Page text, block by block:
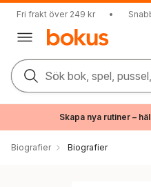
Fri frakt över 249 kr •
Sök bok, spel,
Skapa nya rutiner –
Biografier Biografier